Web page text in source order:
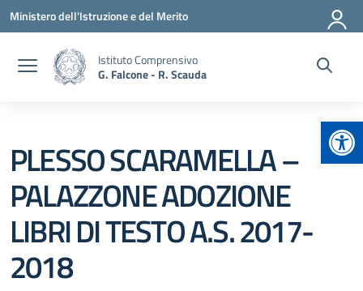
Vai ai contenuti
Vai al menu di navigazione
Vai al footer
Ministero dell'Istruzione e del Merito
Istituto Comprensivo
G. Falcone - R. Scauda
PLESSO SCARAMELLA –
PALAZZONE ADOZIONE
LIBRI DI TESTO A.S. 2017-
2018